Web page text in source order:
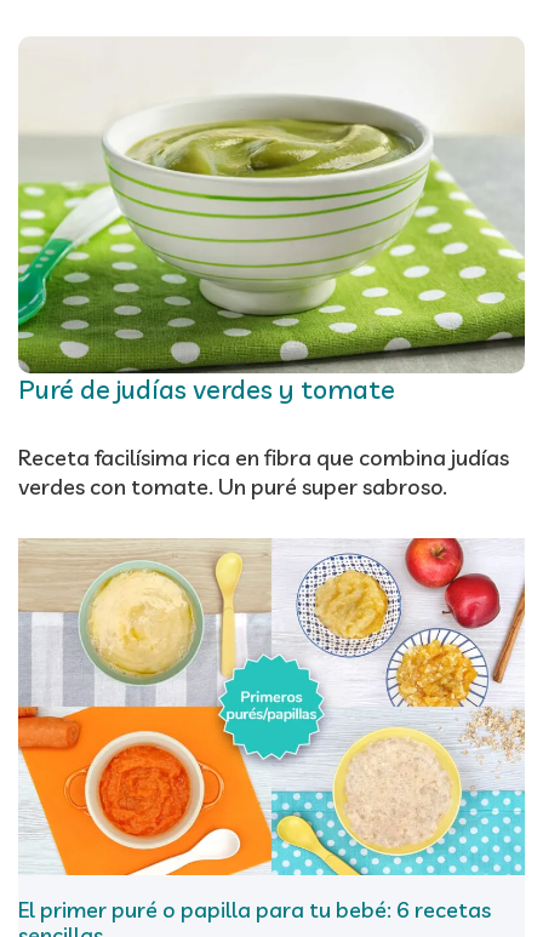
Puré de judías verdes y tomate
Receta facilísima rica en fibra que combina judías
verdes con tomate. Un puré super sabroso.
El primer puré o papilla para tu bebé: 6 recetas